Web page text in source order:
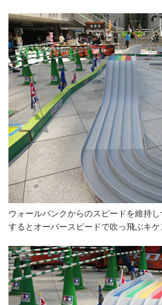
ウォールバンクからのスピードを維持
するとオーバースピードで吹っ飛ぶキケ